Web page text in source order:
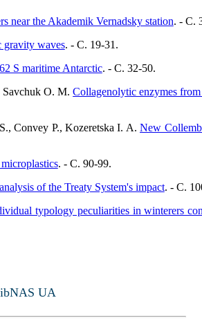
near the Akademik Vernadsky station. - C.
gravity waves. - C. 19-31.
S maritime Antarctic. - C. 32-50.
Savchuk O. M.Collagenolytic enzymes
Convey P., Kozeretska I. A.New
. - C. 90-99.
of the Treaty System's impact. - C.
typology peculiarities in winterers
UA